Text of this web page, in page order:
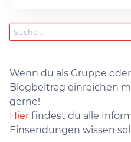
Wenn du als Gruppe
Blogbeitrag einreichen
gerne!
Hier findest du alle
Einsendungen wissen